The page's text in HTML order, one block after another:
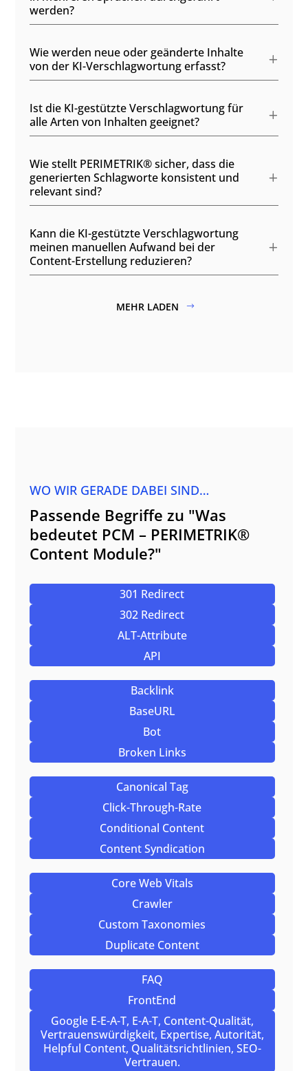
werden?
Wie werden neue oder geänderte Inhalte
von der KI-Verschlagwortung erfasst?
Ist die KI-gestützte Verschlagwortung für
alle Arten von Inhalten geeignet?
Wie stellt PERIMETRIK® sicher, dass die
generierten Schlagworte konsistent und
relevant sind?
Kann die KI-gestützte Verschlagwortung
meinen manuellen Aufwand bei der
Content-Erstellung reduzieren?
MEHR LADEN
WO WIR GERADE DABEI SIND…
Passende Begriffe zu "Was
bedeutet PCM – PERIMETRIK®
Content Module?"
301 Redirect
302 Redirect
ALT-Attribute
API
Backlink
BaseURL
Bot
Broken Links
Canonical Tag
Click-Through-Rate
Conditional Content
Content Syndication
Core Web Vitals
Crawler
Custom Taxonomies
Duplicate Content
FAQ
FrontEnd
Google E-E-A-T, E-A-T, Content-Qualität,
Vertrauenswürdigkeit, Expertise, Autorität,
Helpful Content, Qualitätsrichtlinien, SEO-
Vertrauen.